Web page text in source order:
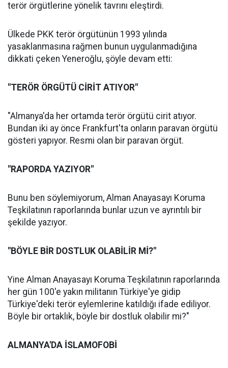
terör örgütlerine yönelik tavrını eleştirdi.
Ülkede PKK terör örgütünün 1993 yılında
yasaklanmasına rağmen bunun uygulanmadığına
dikkati çeken Yeneroğlu, şöyle devam etti:
"TERÖR ÖRGÜTÜ CİRİT ATIYOR"
"Almanya'da her ortamda terör örgütü cirit atıyor.
Bundan iki ay önce Frankfurt'ta onların paravan örgütü
gösteri yapıyor. Resmi olan bir paravan örgüt.
"RAPORDA YAZIYOR"
Bunu ben söylemiyorum, Alman Anayasayı Koruma
Teşkilatının raporlarında bunlar uzun ve ayrıntılı bir
şekilde yazıyor.
"BÖYLE BİR DOSTLUK OLABİLİR Mİ?"
Yine Alman Anayasayı Koruma Teşkilatının raporlarında
her gün 100'e yakın militanın Türkiye'ye gidip
Türkiye'deki terör eylemlerine katıldığı ifade ediliyor.
Böyle bir ortaklık, böyle bir dostluk olabilir mi?"
ALMANYA'DA İSLAMOFOBİ